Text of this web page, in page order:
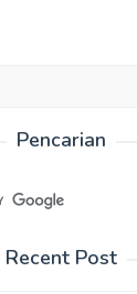
Pencarian
Recent Post